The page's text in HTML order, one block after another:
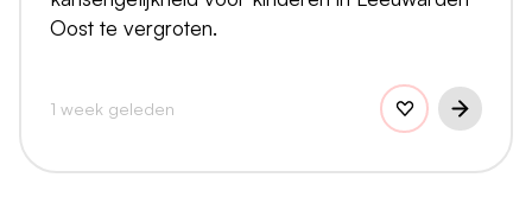
Oost te vergroten.
1 week geleden